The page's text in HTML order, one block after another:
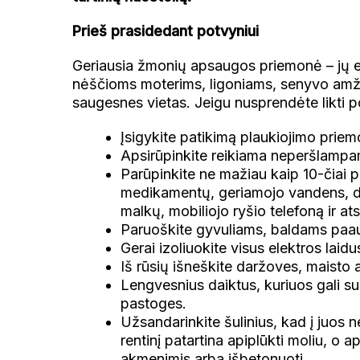
Prieš prasidedant potvyniui
Geriausia žmonių apsaugos priemonė –
nėščioms moterims, ligoniams, senyvo
saugesnes vietas. Jeigu nusprendėte likti
Įsigykite patikimą plaukiojimo
Apsirūpinkite reikiama
Parūpinkite ne mažiau kaip 10-čiai
medikamentų, geriamojo
malkų, mobiliojo ryšio telefoną ir
Paruoškite gyvuliams, baldams
Gerai izoliuokite visus elektros
Iš rūsių išneškite daržoves, maisto
Lengvesnius daiktus, kuriuos gali
pastoges.
Užsandarinkite šulinius, kad į juos
rentinį patartina apiplūkti moliu, o